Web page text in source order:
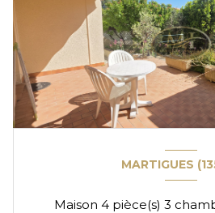
MARTIGUES